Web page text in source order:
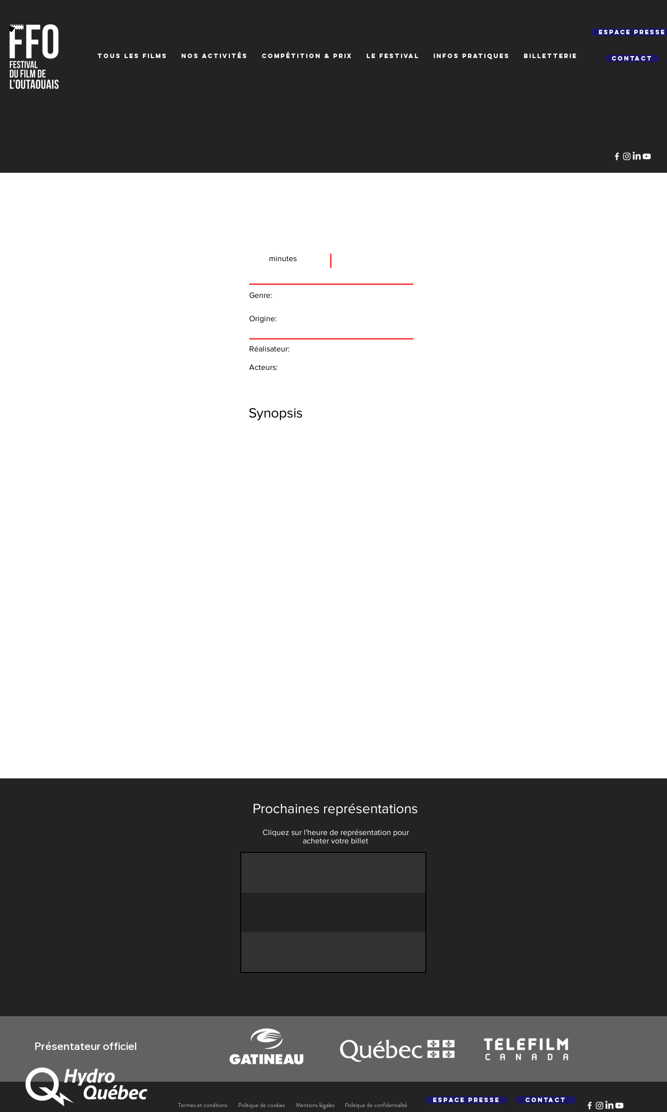
Espace presse
TOUS LES FILMS NOS ACTIVITÉS COMPÉTITION & PRIX LE FESTIVAL INFOS PRATIQUES BILLETTERIE Contact
minutes
Genre:
Origine:
Réalisateur:
Acteurs:
Synopsis
Prochaines représentations
Cliquez sur l'heure de représentation pour
acheter votre billet
Présentateur officiel
Termes et conditions Politique de cookies Mentions légales Politique de confidentialité
Contact
Espace presse